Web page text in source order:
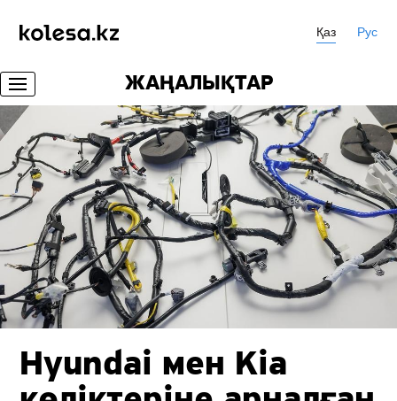
Қаз Рус
ЖАҢАЛЫҚТАР
Hyundai мен Kia